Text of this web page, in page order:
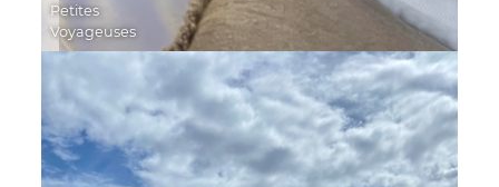
Petites
Voyageuses